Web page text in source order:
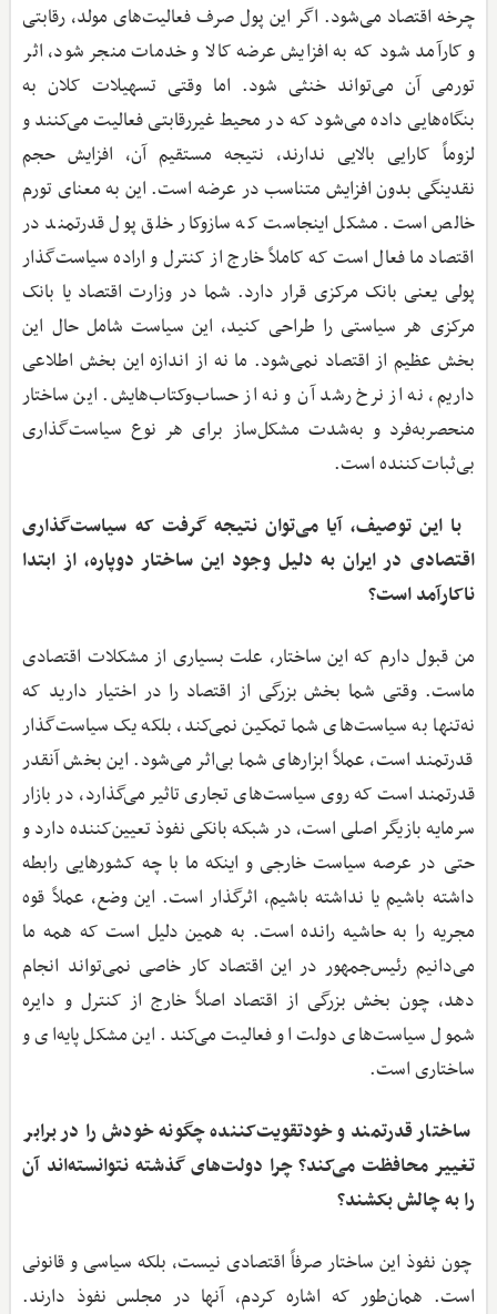
چرخه اقتصاد می‌شود. اگر این پول صرف فعالیت‌های مولد، رقابتی
و کارآمد شود که به افزایش عرضه کالا و خدمات منجر شود، اثر
تورمی آن می‌تواند خنثی شود. اما وقتی تسهیلات کلان به
بنگاه‌هایی داده می‌شود که در محیط غیررقابتی فعالیت می‌کنند و
لزوماً کارایی بالایی ندارند، نتیجه مستقیم آن، افزایش حجم
نقدینگی بدون افزایش متناسب در عرضه است. این به معنای تورم
خالص است. مشکل اینجاست که سازوکار خلق پول قدرتمند در
اقتصاد ما فعال است که کاملاً خارج از کنترل و اراده سیاست‌گذار
پولی یعنی بانک مرکزی قرار دارد. شما در وزارت اقتصاد یا بانک
مرکزی هر سیاستی را طراحی کنید، این سیاست شامل حال این
بخش عظیم از اقتصاد نمی‌شود. ما نه از اندازه این بخش اطلاعی
داریم، نه از نرخ رشد آن و نه از حساب‌وکتاب‌هایش. این ساختار
منحصربه‌فرد و به‌شدت مشکل‌ساز برای هر نوع سیاست‌گذاری
بی‌ثبات‌کننده است.
‌ با این توصیف، آیا می‌توان نتیجه گرفت که سیاست‌گذاری
اقتصادی در ایران به دلیل وجود این ساختار دوپاره، از ابتدا
ناکارآمد است؟
من قبول دارم که این ساختار، علت‌ بسیاری از مشکلات اقتصادی
ماست. وقتی شما بخش بزرگی از اقتصاد را در اختیار دارید که
نه‌تنها به سیاست‌های شما تمکین نمی‌کند، بلکه یک سیاست‌گذار
قدرتمند است، عملاً ابزارهای شما بی‌اثر می‌شود. این بخش آنقدر
قدرتمند است که روی سیاست‌های تجاری تاثیر می‌گذارد، در بازار
سرمایه بازیگر اصلی است، در شبکه بانکی نفوذ تعیین‌کننده دارد و
حتی در عرصه سیاست خارجی و اینکه ما با چه کشورهایی رابطه
داشته باشیم یا نداشته باشیم، اثرگذار است. این وضع، عملاً قوه
مجریه را به حاشیه رانده است. به همین دلیل است که همه ما
می‌دانیم رئیس‌جمهور در این اقتصاد کار خاصی نمی‌تواند انجام
دهد، چون بخش بزرگی از اقتصاد اصلاً خارج از کنترل و دایره
شمول سیاست‌های دولت او فعالیت می‌کند. این مشکل پایه‌ای و
ساختاری است.
‌ ساختار قدرتمند و خودتقویت‌کننده چگونه خودش را در برابر
تغییر محافظت می‌کند؟ چرا دولت‌های گذشته نتوانسته‌اند آن
را به چالش بکشند؟
چون نفوذ این ساختار صرفاً اقتصادی نیست، بلکه سیاسی و قانونی
است. همان‌طور که اشاره کردم، آنها در مجلس نفوذ دارند.